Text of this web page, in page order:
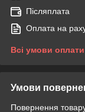
Післяплата
Оплата на
Всі умови оплати
Умови
Повернення